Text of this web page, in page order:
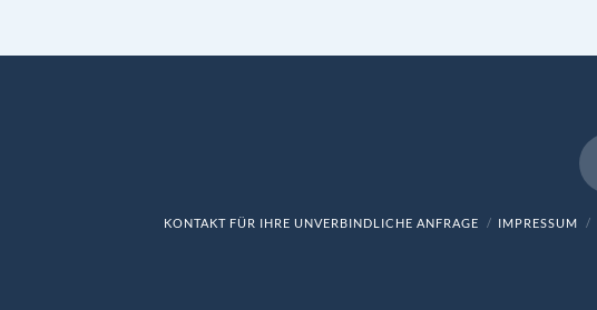
KONTAKT FÜR IHRE UNVERBINDLICHE ANFRAGE IMPRESSUM